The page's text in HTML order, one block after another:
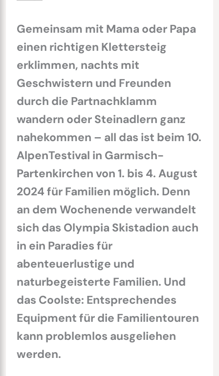
Gemeinsam mit Mama oder Papa
einen richtigen Klettersteig
erklimmen, nachts mit
Geschwistern und Freunden
durch die Partnachklamm
wandern oder Steinadlern ganz
nahekommen – all das ist beim 10.
AlpenTestival in Garmisch-
Partenkirchen von 1. bis 4. August
2024 für Familien möglich. Denn
an dem Wochenende verwandelt
sich das Olympia Skistadion auch
in ein Paradies für
abenteuerlustige und
naturbegeisterte Familien. Und
das Coolste: Entsprechendes
Equipment für die Familientouren
kann problemlos ausgeliehen
werden.